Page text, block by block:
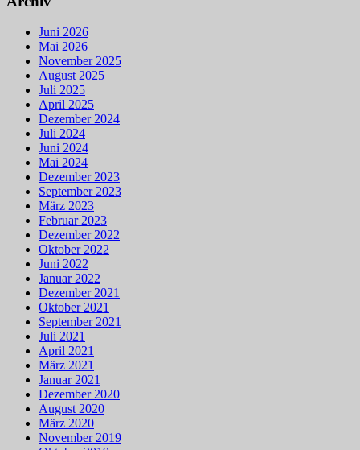
Juni 2026
Mai 2026
November 2025
August 2025
Juli 2025
April 2025
Dezember 2024
Juli 2024
Juni 2024
Mai 2024
Dezember 2023
September 2023
März 2023
Februar 2023
Dezember 2022
Oktober 2022
Juni 2022
Januar 2022
Dezember 2021
Oktober 2021
September 2021
Juli 2021
April 2021
März 2021
Januar 2021
Dezember 2020
August 2020
März 2020
November 2019